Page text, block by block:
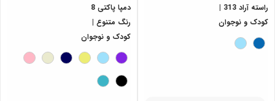
راسته آراد 313 |
کودک و نوجوان
دمپا پاکتی 8
رنگ متنوع |
کودک و نوجوان